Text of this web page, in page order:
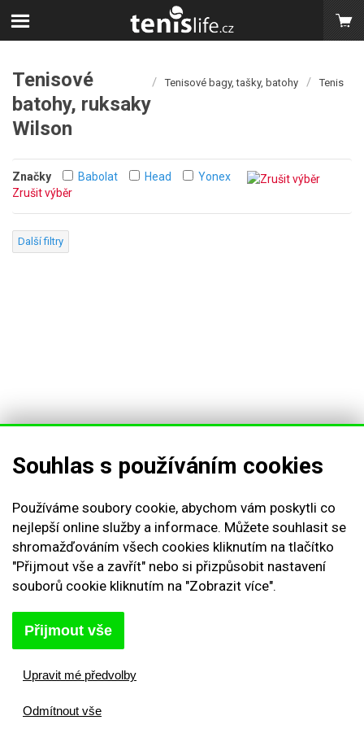
Tenisové
batohy, ruksaky
Wilson
/ Tenisové bagy, tašky, batohy / Tenis
Značky Babolat Head
Yonex
Zrušit výběr
Další filtry
Obchodní podmínky
Reklamační řád
Vrácení zboží
Kontakt
Odstoupení od smlouvy
Odhlásit se
Souhlas s používáním cookies
Používáme soubory cookie, abychom vám poskytli co
nejlepší online služby a informace. Můžete souhlasit se
shromažďováním všech cookies kliknutím na tlačítko
"Přijmout vše a zavřít" nebo si přizpůsobit nastavení
souborů cookie kliknutím na "Zobrazit více".
Přijmout vše
Upravit mé předvolby
Odmítnout vše